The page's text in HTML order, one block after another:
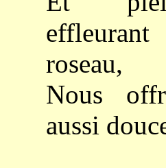
roseau,
Nous
aussi